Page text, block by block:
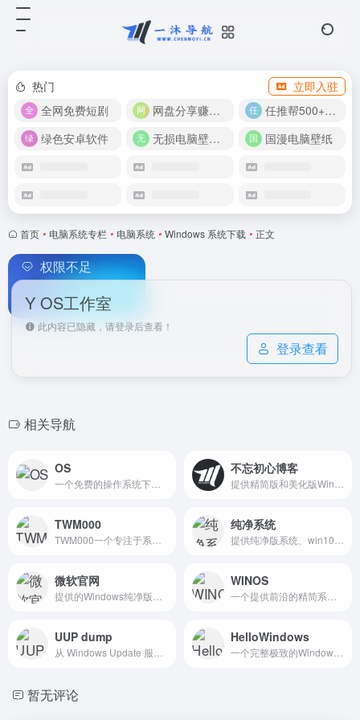
热门
立即入驻
全网免费短剧
网盘分享赚奖金！
任推帮500+推广项目！
绿色安卓软件
无损电脑壁纸合集 国漫电脑壁纸
首页 • 电脑系统专栏 • 电脑系统 • Windows 系统下载 • 正文
权限不足
Y OS工作室
此内容已隐藏，请登录后查看！
登录查看
相关导航
OS 不忘初心博客
TWM000 纯净系统
微软官网 WINOS
UUP dump HelloWindows
暂无评论